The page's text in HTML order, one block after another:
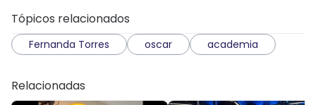
Tópicos relacionados
Fernanda Torres oscar academia
Relacionadas